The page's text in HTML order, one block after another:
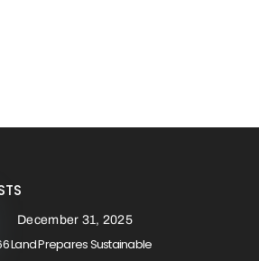
December 31, 2025
Land Prepares Sustainable